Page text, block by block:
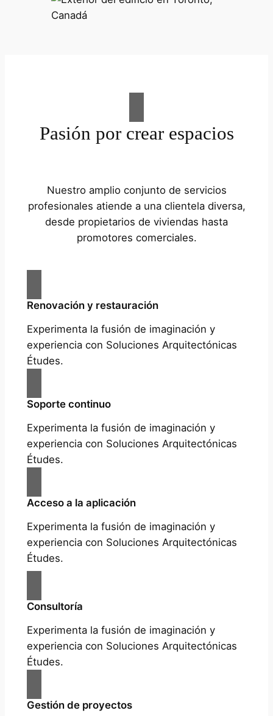
Pasión por crear espacios
Nuestro amplio conjunto de servicios
profesionales atiende a una clientela diversa,
desde propietarios de viviendas hasta
promotores comerciales.
Renovación y restauración
Experimenta la fusión de imaginación y
experiencia con Soluciones Arquitectónicas
Études.
Soporte continuo
Experimenta la fusión de imaginación y
experiencia con Soluciones Arquitectónicas
Études.
Acceso a la aplicación
Experimenta la fusión de imaginación y
experiencia con Soluciones Arquitectónicas
Études.
Consultoría
Experimenta la fusión de imaginación y
experiencia con Soluciones Arquitectónicas
Études.
Gestión de proyectos